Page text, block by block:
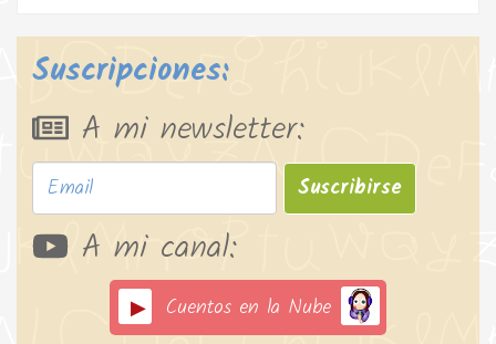
Suscripciones:
A mi newsletter:
Suscribirse
A mi canal:
Cuentos en la Nube